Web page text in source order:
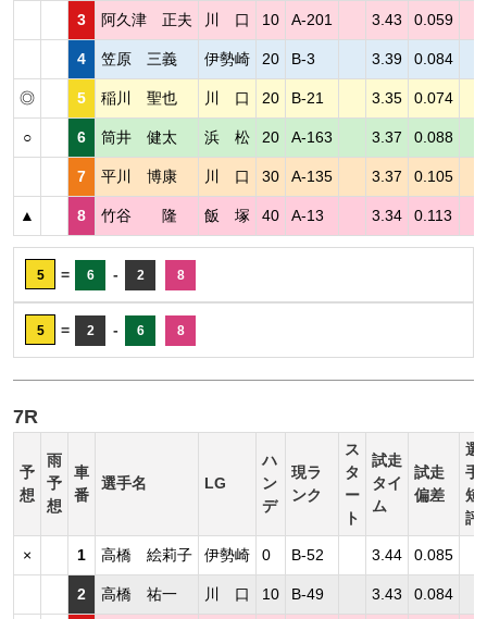
3 阿久津 正夫 川 口 10 A-201 3.43 0.059
4 笠原 三義 伊勢崎 20 B-3 3.39 0.084
◎ 5 稲川 聖也 川 口 20 B-21 3.35 0.074
○ 6 筒井 健太 浜 松 20 A-163 3.37 0.088
7 平川 博康 川 口 30 A-135 3.37 0.105
▲ 8 竹谷 隆 飯 塚 40 A-13 3.34 0.113
5 = 6 - 2 8
5 = 2 - 6 8
7R
予
想
雨
予
想
車
番
選手名 LG
ハ
ン
デ
現ラ
ンク
ス
タ
ー
ト
試走
タイ
ム
試走
偏差
選
手
短
評
× 1 高橋 絵莉子 伊勢崎 0 B-52 3.44 0.085
2 高橋 祐一 川 口 10 B-49 3.43 0.084